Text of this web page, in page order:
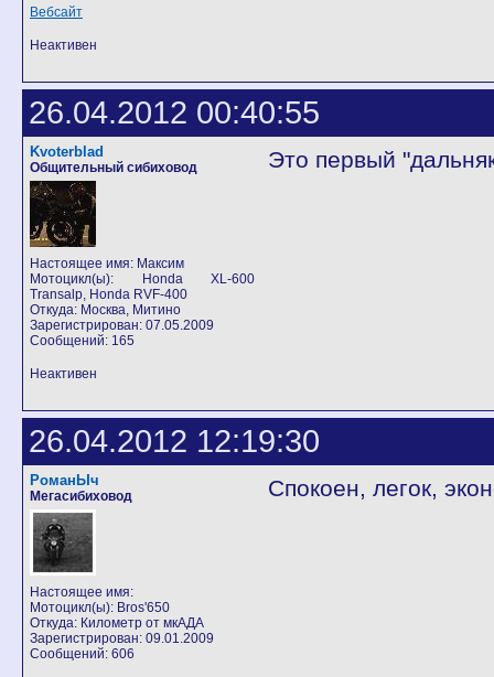
Вебсайт
Неактивен
26.04.2012 00:40:55
Kvoterblad
Общительный сибиховод
Настоящее имя: Максим
Мотоцикл(ы): Honda XL-600
Transalp, Honda RVF-400
Откуда: Москва, Митино
Зарегистрирован: 07.05.2009
Сообщений: 165
Это первый
Неактивен
26.04.2012 12:19:30
РоманЫч
Мегасибиховод
Настоящее имя:
Мотоцикл(ы): Bros'650
Откуда: Километр от мкАДА
Зарегистрирован: 09.01.2009
Сообщений: 606
Спокоен, легок,